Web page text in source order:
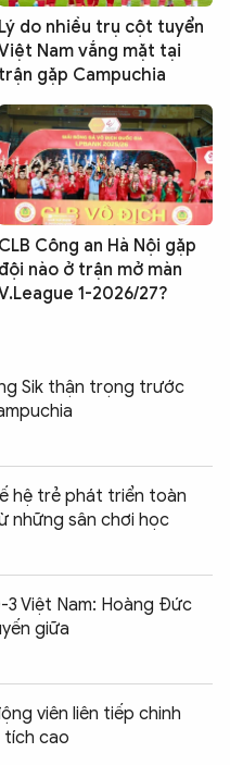
Lý do nhiều trụ cột tuyển
Nam vắng mặt tại
trận gặp Campuchia
CLB Công an Hà Nội gặp
đội nào ở trận mở màn
1-2026/27?
Sik thận trọng trước
hệ trẻ phát triển toàn
những sân chơi học
3 Việt Nam: Hoàng Đức
giữa
viên liên tiếp chinh
tích cao